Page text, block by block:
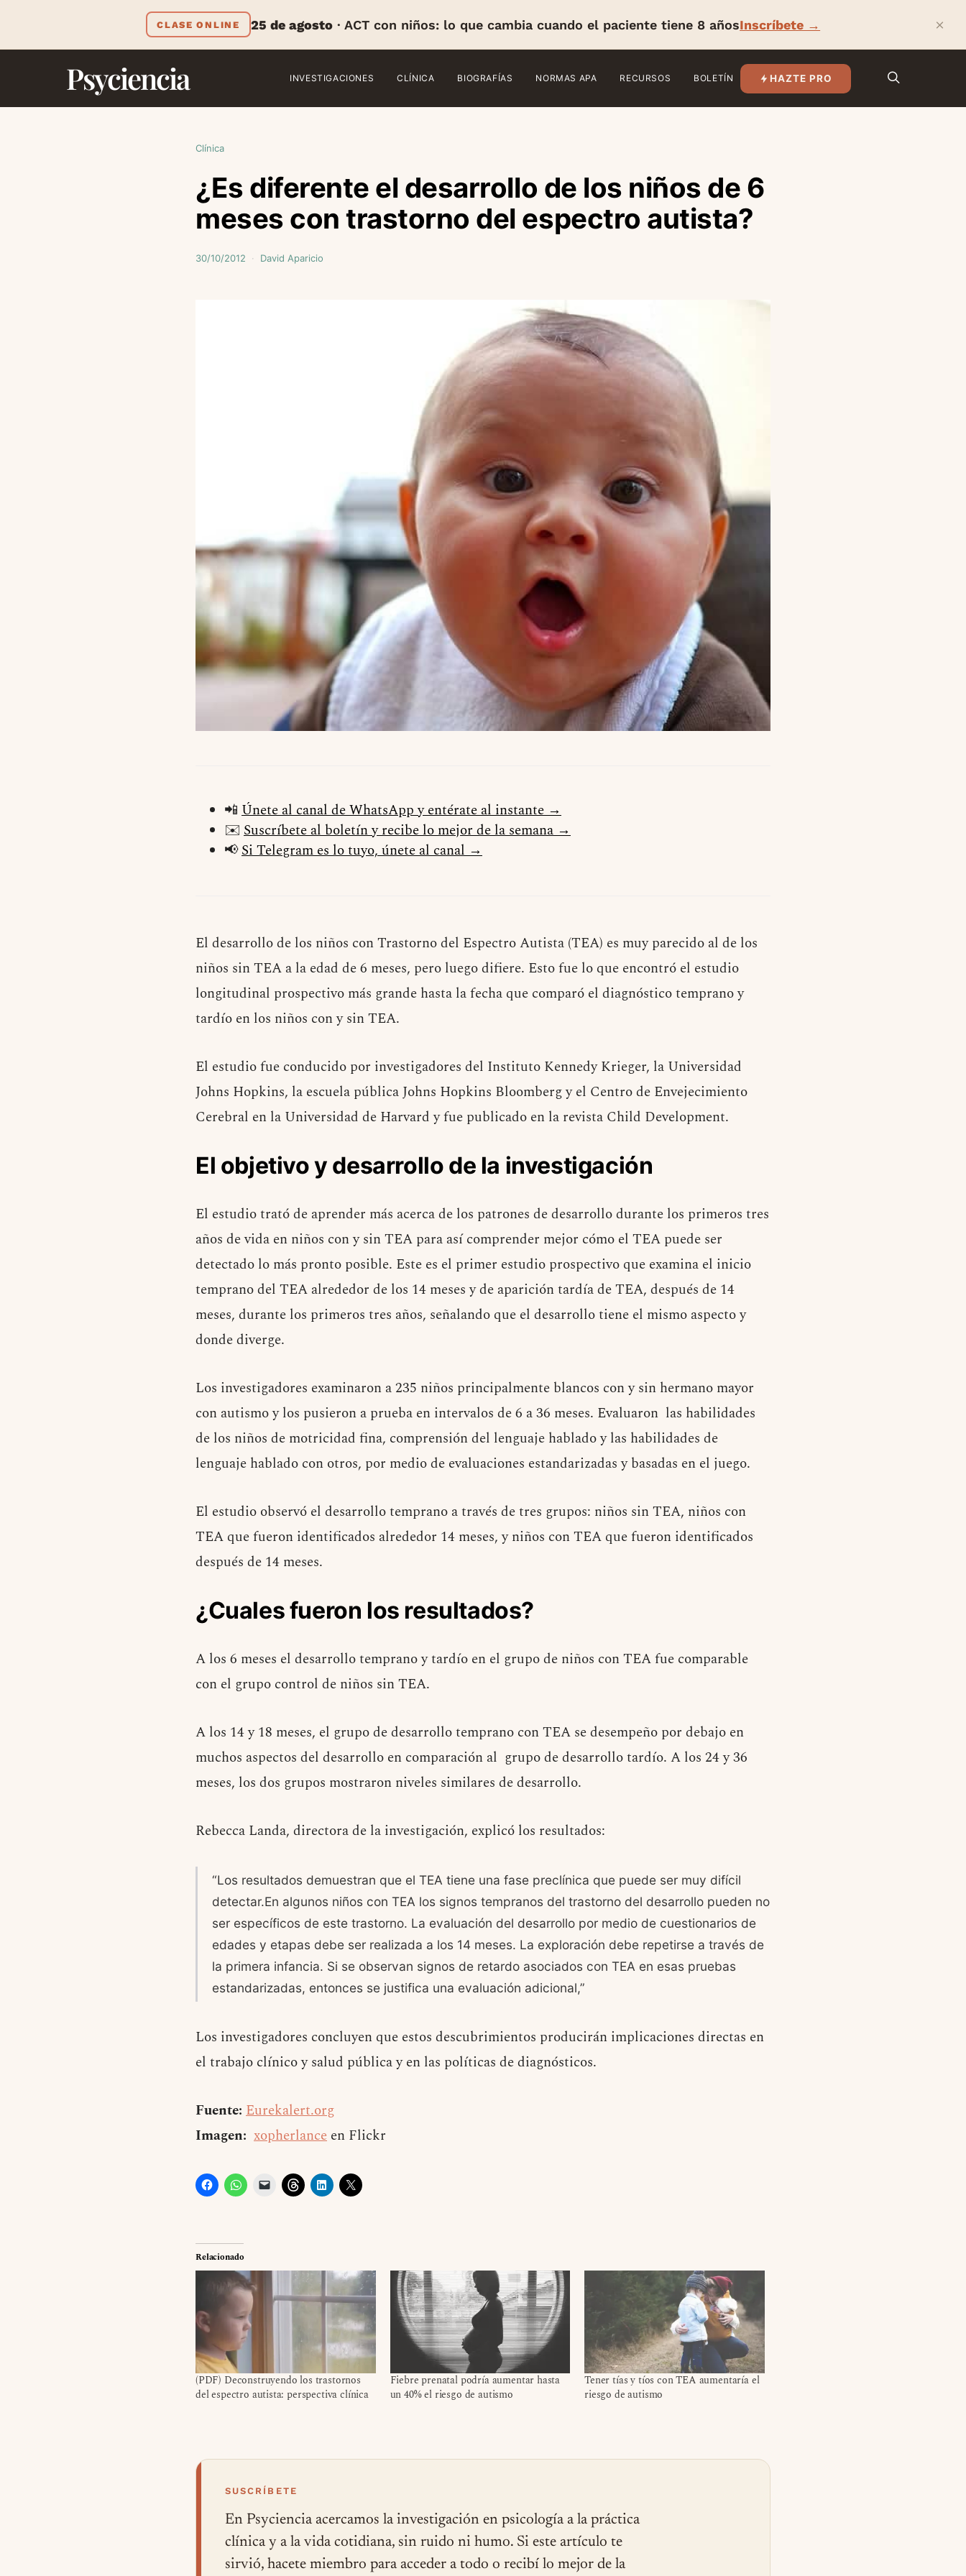
CLASE ONLINE 25 de agosto · ACT con niños: lo que cambia cuando el paciente tiene 8 añosInscríbete → ×
Psyciencia INVESTIGACIONES CLÍNICA BIOGRAFÍAS NORMAS APA RECURSOS BOLETÍN HAZTE PRO
Clínica
¿Es diferente el desarrollo de los niños de 6
meses con trastorno del espectro autista?
30/10/2012 David Aparicio
📲 Únete al canal de WhatsApp y entérate al instante →
✉️ Suscríbete al boletín y recibe lo mejor de la semana →
📢Si Telegram es lo tuyo, únete al canal →
El desarrollo de los niños con Trastorno del Espectro Autista (TEA) es muy parecido al de los
niños sin TEA a la edad de 6 meses, pero luego difiere. Esto fue lo que encontró el estudio
longitudinal prospectivo más grande hasta la fecha que comparó el diagnóstico temprano y
tardío en los niños con y sin TEA.
El estudio fue conducido por investigadores del Instituto Kennedy Krieger, la Universidad
Johns Hopkins, la escuela pública Johns Hopkins Bloomberg y el Centro de Envejecimiento
Cerebral en la Universidad de Harvard y fue publicado en la revista Child Development.
El objetivo y desarrollo de la investigación
El estudio trató de aprender más acerca de los patrones de desarrollo durante los primeros tres
años de vida en niños con y sin TEA para así comprender mejor cómo el TEA puede ser
detectado lo más pronto posible. Este es el primer estudio prospectivo que examina el inicio
temprano del TEA alrededor de los 14 meses y de aparición tardía de TEA, después de 14
meses, durante los primeros tres años, señalando que el desarrollo tiene el mismo aspecto y
donde diverge.
Los investigadores examinaron a 235 niños principalmente blancos con y sin hermano mayor
con autismo y los pusieron a prueba en intervalos de 6 a 36 meses. Evaluaron las habilidades
de los niños de motricidad fina, comprensión del lenguaje hablado y las habilidades de
lenguaje hablado con otros, por medio de evaluaciones estandarizadas y basadas en el juego.
El estudio observó el desarrollo temprano a través de tres grupos: niños sin TEA, niños con
TEA que fueron identificados alrededor 14 meses, y niños con TEA que fueron identificados
después de 14 meses.
¿Cuales fueron los resultados?
A los 6 meses el desarrollo temprano y tardío en el grupo de niños con TEA fue comparable
con el grupo control de niños sin TEA.
A los 14 y 18 meses, el grupo de desarrollo temprano con TEA se desempeño por debajo en
muchos aspectos del desarrollo en comparación al grupo de desarrollo tardío. A los 24 y 36
meses, los dos grupos mostraron niveles similares de desarrollo.
Rebecca Landa, directora de la investigación, explicó los resultados:
“Los resultados demuestran que el TEA tiene una fase preclínica que puede ser muy difícil
detectar.En algunos niños con TEA los signos tempranos del trastorno del desarrollo pueden no
ser específicos de este trastorno. La evaluación del desarrollo por medio de cuestionarios de
edades y etapas debe ser realizada a los 14 meses. La exploración debe repetirse a través de
la primera infancia. Si se observan signos de retardo asociados con TEA en esas pruebas
estandarizadas, entonces se justifica una evaluación adicional,”
Los investigadores concluyen que estos descubrimientos producirán implicaciones directas en
el trabajo clínico y salud pública y en las políticas de diagnósticos.
Fuente: Eurekalert.org
Imagen: xopherlance en Flickr
Relacionado
(PDF) Deconstruyendo los trastornos
del espectro autista: perspectiva clínica
Fiebre prenatal podría aumentar hasta
un 40% el riesgo de autismo
Tener tías y tíos con TEA aumentaría el
riesgo de autismo
SUSCRÍBETE
En Psyciencia acercamos la investigación en psicología a la práctica
clínica y a la vida cotidiana, sin ruido ni humo. Si este artículo te
sirvió, hacete miembro para acceder a todo o recibí lo mejor de la